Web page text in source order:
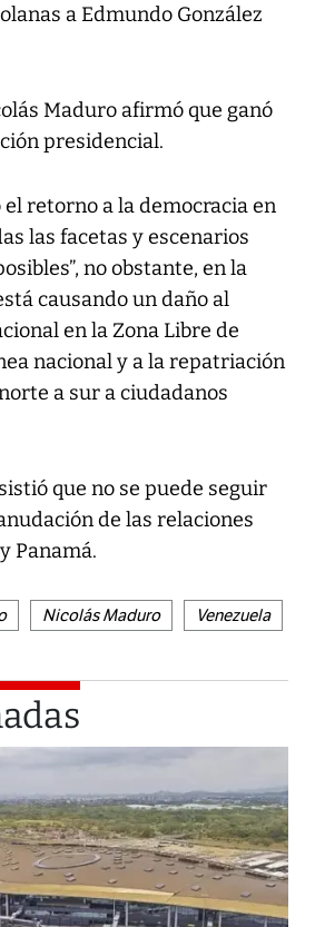
a Edmundo González
Maduro afirmó que ganó
presidencial.
el retorno a la democracia en
las facetas y escenarios
no obstante, en la
causando un daño al
en la Zona Libre de
nacional y a la repatriación
a sur a ciudadanos
que no se puede seguir
de las relaciones
Panamá.
Nicolás Maduro
Venezuela